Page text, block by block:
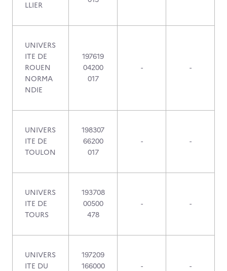
LLIER
UNIVERS
ITE DE
ROUEN
NORMA
NDIE
197619
04200
017
- -
UNIVERS
ITE DE
TOULON
198307
66200
017
- -
UNIVERS
ITE DE
TOURS
193708
00500
478
- -
UNIVERS
ITE DU
197209
166000
- -